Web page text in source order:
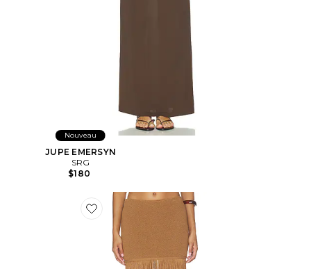
Nouveau
JUPE EMERSYN
SRG
$180
Favorite JUPE CHRISSA